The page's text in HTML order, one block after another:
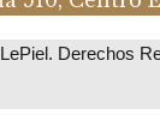
Derechos